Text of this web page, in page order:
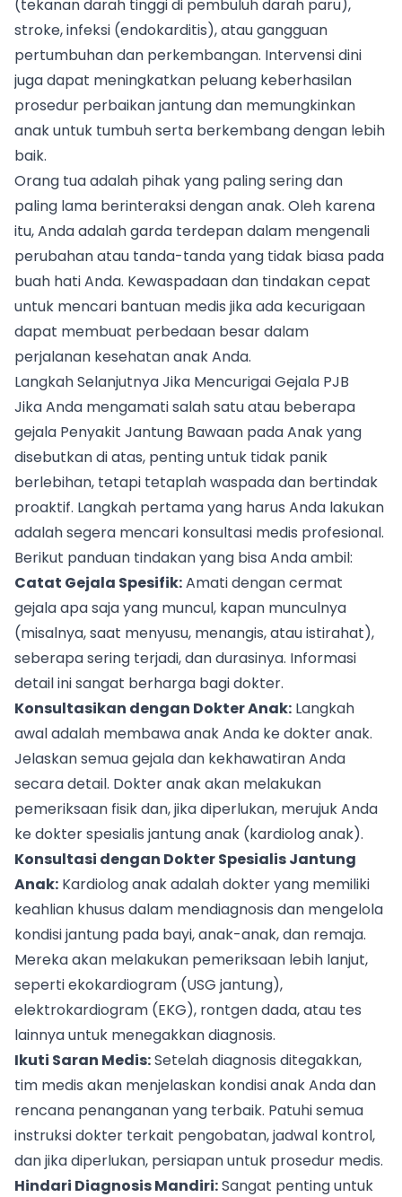
(tekanan darah tinggi di pembuluh darah paru),
stroke, infeksi (endokarditis), atau gangguan
pertumbuhan dan perkembangan. Intervensi dini
juga dapat meningkatkan peluang keberhasilan
prosedur perbaikan jantung dan memungkinkan
anak untuk tumbuh serta berkembang dengan lebih
baik.
Orang tua adalah pihak yang paling sering dan
paling lama berinteraksi dengan anak. Oleh karena
itu, Anda adalah garda terdepan dalam mengenali
perubahan atau tanda-tanda yang tidak biasa pada
buah hati Anda. Kewaspadaan dan tindakan cepat
untuk mencari bantuan medis jika ada kecurigaan
dapat membuat perbedaan besar dalam
perjalanan kesehatan anak Anda.
Langkah Selanjutnya Jika Mencurigai Gejala PJB
Jika Anda mengamati salah satu atau beberapa
gejala Penyakit Jantung Bawaan pada Anak yang
disebutkan di atas, penting untuk tidak panik
berlebihan, tetapi tetaplah waspada dan bertindak
proaktif. Langkah pertama yang harus Anda lakukan
adalah segera mencari konsultasi medis profesional.
Berikut panduan tindakan yang bisa Anda ambil:
Catat Gejala Spesifik:Amati dengan cermat
gejala apa saja yang muncul, kapan munculnya
(misalnya, saat menyusu, menangis, atau istirahat),
seberapa sering terjadi, dan durasinya. Informasi
detail ini sangat berharga bagi dokter.
Konsultasikan dengan Dokter Anak: Langkah
awal adalah membawa anak Anda ke dokter anak.
Jelaskan semua gejala dan kekhawatiran Anda
secara detail. Dokter anak akan melakukan
pemeriksaan fisik dan, jika diperlukan, merujuk Anda
ke dokter spesialis jantung anak (kardiolog anak).
Konsultasi dengan Dokter Spesialis Jantung
Anak: Kardiolog anak adalah dokter yang memiliki
keahlian khusus dalam mendiagnosis dan mengelola
kondisi jantung pada bayi, anak-anak, dan remaja.
Mereka akan melakukan pemeriksaan lebih lanjut,
seperti ekokardiogram (USG jantung),
elektrokardiogram (EKG), rontgen dada, atau tes
lainnya untuk menegakkan diagnosis.
Ikuti Saran Medis:Setelah diagnosis ditegakkan,
tim medis akan menjelaskan kondisi anak Anda dan
rencana penanganan yang terbaik. Patuhi semua
instruksi dokter terkait pengobatan, jadwal kontrol,
dan jika diperlukan, persiapan untuk prosedur medis.
Hindari Diagnosis Mandiri:Sangat penting untuk